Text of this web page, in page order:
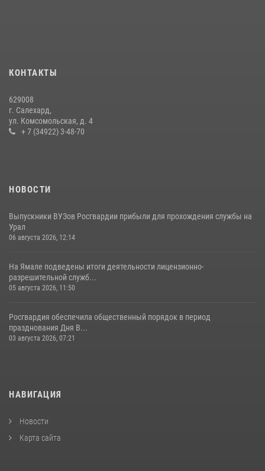
КОНТАКТЫ
629008
г. Салехард,
ул. Комсомольская, д. 4
+ 7 (34922) 3-48-70
НОВОСТИ
Выпускники ВУЗов Росгвардии прибыли для прохождения службы на
Урал
06 августа 2026, 12:14
На Ямале подведены итоги деятельности лицензионно-
разрешительной служб...
05 августа 2026, 11:50
Росгвардия обеспечила общественный порядок в период
празднования Дня В...
03 августа 2026, 07:21
НАВИГАЦИЯ
Новости
Карта сайта